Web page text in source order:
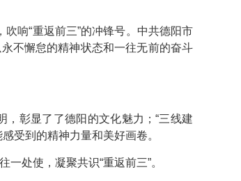
响“重返前三”的冲锋号。中共德阳市
不懈怠的精神状态和一往无前的奋斗
彰显了了德阳的文化魅力；“三线建
受到的精神力量和美好画卷。
处使，凝聚共识“重返前三”。